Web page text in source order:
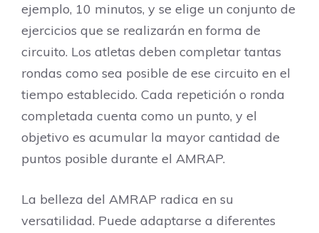
ejemplo, 10 minutos, y se elige un conjunto de
ejercicios que se realizarán en forma de
circuito. Los atletas deben completar tantas
rondas como sea posible de ese circuito en el
tiempo establecido. Cada repetición o ronda
completada cuenta como un punto, y el
objetivo es acumular la mayor cantidad de
puntos posible durante el AMRAP.
La belleza del AMRAP radica en su
versatilidad. Puede adaptarse a diferentes